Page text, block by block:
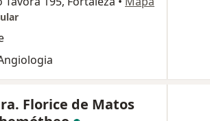
Florice de Matos